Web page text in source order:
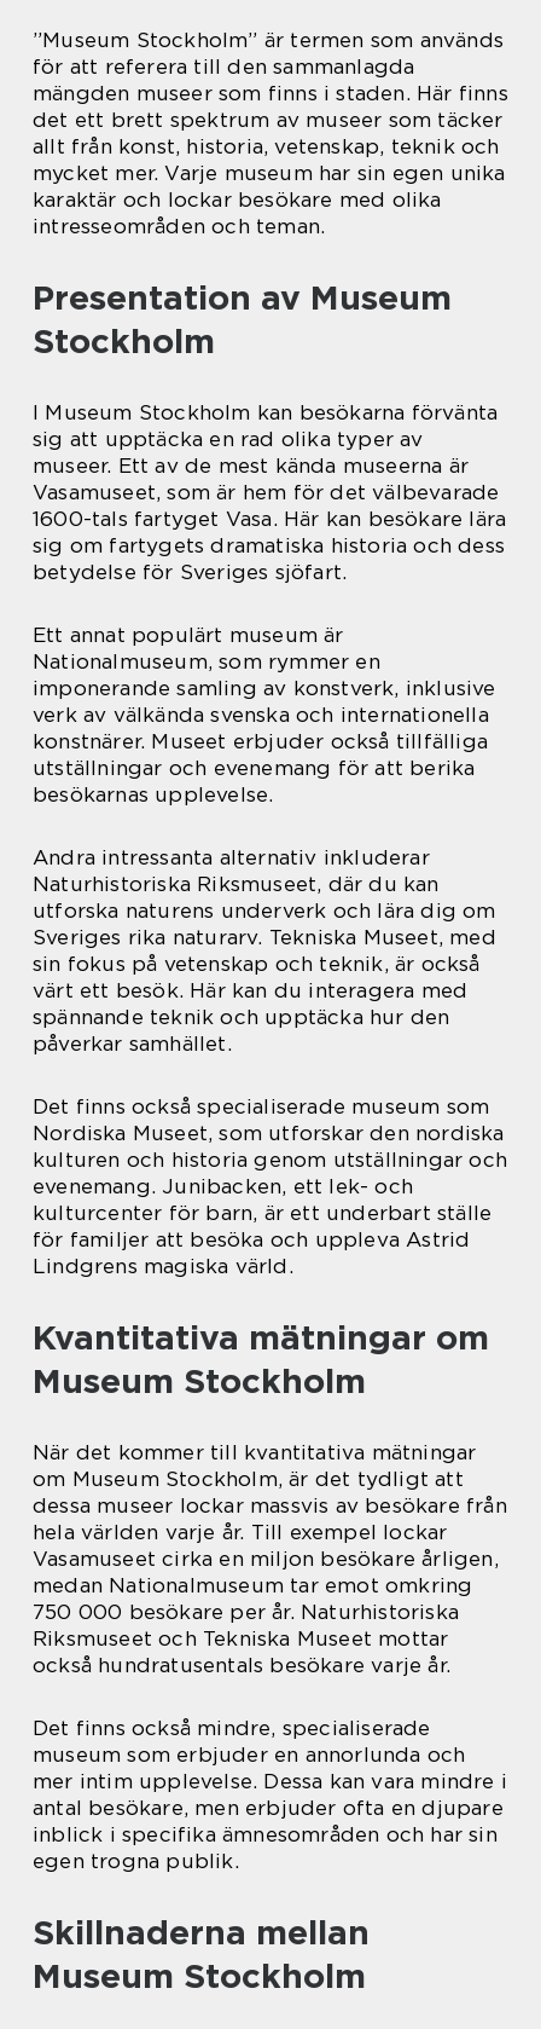
”Museum Stockholm” är termen som används
för att referera till den sammanlagda
mängden museer som finns i staden. Här finns
det ett brett spektrum av museer som täcker
allt från konst, historia, vetenskap, teknik och
mycket mer. Varje museum har sin egen unika
karaktär och lockar besökare med olika
intresseområden och teman.
Presentation av Museum
Stockholm
I Museum Stockholm kan besökarna förvänta
sig att upptäcka en rad olika typer av
museer. Ett av de mest kända museerna är
Vasamuseet, som är hem för det välbevarade
1600-tals fartyget Vasa. Här kan besökare lära
sig om fartygets dramatiska historia och dess
betydelse för Sveriges sjöfart.
Ett annat populärt museum är
Nationalmuseum, som rymmer en
imponerande samling av konstverk, inklusive
verk av välkända svenska och internationella
konstnärer. Museet erbjuder också tillfälliga
utställningar och evenemang för att berika
besökarnas upplevelse.
Andra intressanta alternativ inkluderar
Naturhistoriska Riksmuseet, där du kan
utforska naturens underverk och lära dig om
Sveriges rika naturarv. Tekniska Museet, med
sin fokus på vetenskap och teknik, är också
värt ett besök. Här kan du interagera med
spännande teknik och upptäcka hur den
påverkar samhället.
Det finns också specialiserade museum som
Nordiska Museet, som utforskar den nordiska
kulturen och historia genom utställningar och
evenemang. Junibacken, ett lek- och
kulturcenter för barn, är ett underbart ställe
för familjer att besöka och uppleva Astrid
Lindgrens magiska värld.
Kvantitativa mätningar om
Museum Stockholm
När det kommer till kvantitativa mätningar
om Museum Stockholm, är det tydligt att
dessa museer lockar massvis av besökare från
hela världen varje år. Till exempel lockar
Vasamuseet cirka en miljon besökare årligen,
medan Nationalmuseum tar emot omkring
750 000 besökare per år. Naturhistoriska
Riksmuseet och Tekniska Museet mottar
också hundratusentals besökare varje år.
Det finns också mindre, specialiserade
museum som erbjuder en annorlunda och
mer intim upplevelse. Dessa kan vara mindre i
antal besökare, men erbjuder ofta en djupare
inblick i specifika ämnesområden och har sin
egen trogna publik.
Skillnaderna mellan
Museum Stockholm